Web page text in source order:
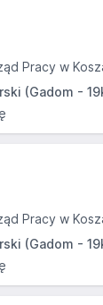
Pracy w
(Gadom -
Pracy w
(Gadom -